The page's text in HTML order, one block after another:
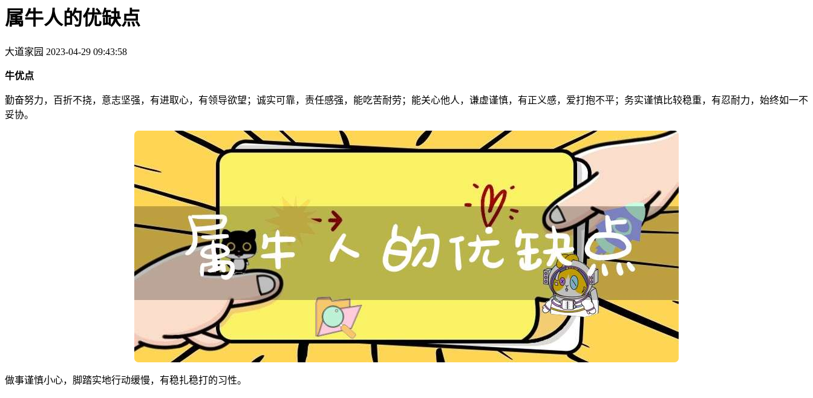
属牛人的优缺点
大道家园 2023-04-29 09:43:58
牛优点
勤奋努力，百折不挠，意志坚强，有进取心，有领导欲望；诚实可靠，责任感强，能吃苦耐劳；能关心他人，谦虚谨慎，有正义感，爱打抱不平；务实谨慎比较稳重，有忍耐力，始终如一不
妥协。
做事谨慎小心，脚踏实地行动缓慢，有稳扎稳打的习性。